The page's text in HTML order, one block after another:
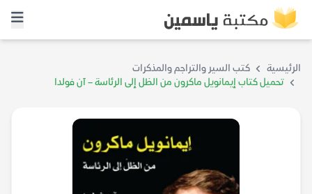
الرئيسية
كتب السير والتراجم والمذكرات
تحميل كتاب إيمانويل ماكرون من الظل إلى الرئاسة – آن فولدا